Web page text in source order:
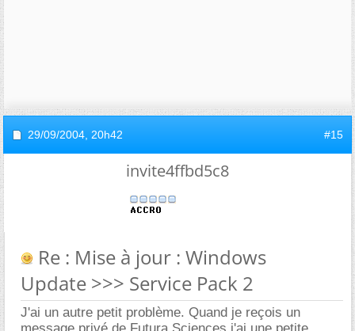
29/09/2004, 20h42 #15
invite4ffbd5c8
Re : Mise à jour : Windows
Update >>> Service Pack 2
J'ai un autre petit problème. Quand je reçois un